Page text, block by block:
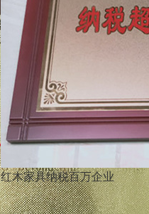
红木家具纳税百万企业